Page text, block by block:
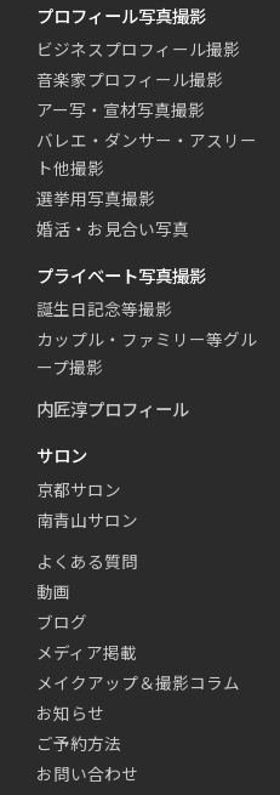
プロフィール写真撮影
ビジネスプロフィール撮影
音楽家プロフィール撮影
アー写・宣材写真撮影
バレエ・ダンサー・アスリー
ト他撮影
選挙用写真撮影
婚活・お見合い写真
プライベート写真撮影
誕生日記念等撮影
カップル・ファミリー等グル
ープ撮影
内匠淳プロフィール
サロン
京都サロン
南青山サロン
よくある質問
動画
ブログ
メディア掲載
メイクアップ＆撮影コラム
お知らせ
ご予約方法
お問い合わせ